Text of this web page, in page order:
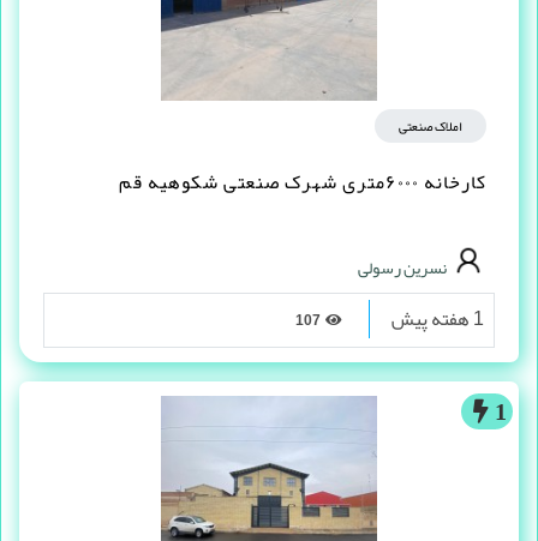
املاک صنعتی
کارخانه ۶۰۰۰متری شهرک صنعتی شکوهیه قم
نسرین رسولی
1 هفته پیش
1